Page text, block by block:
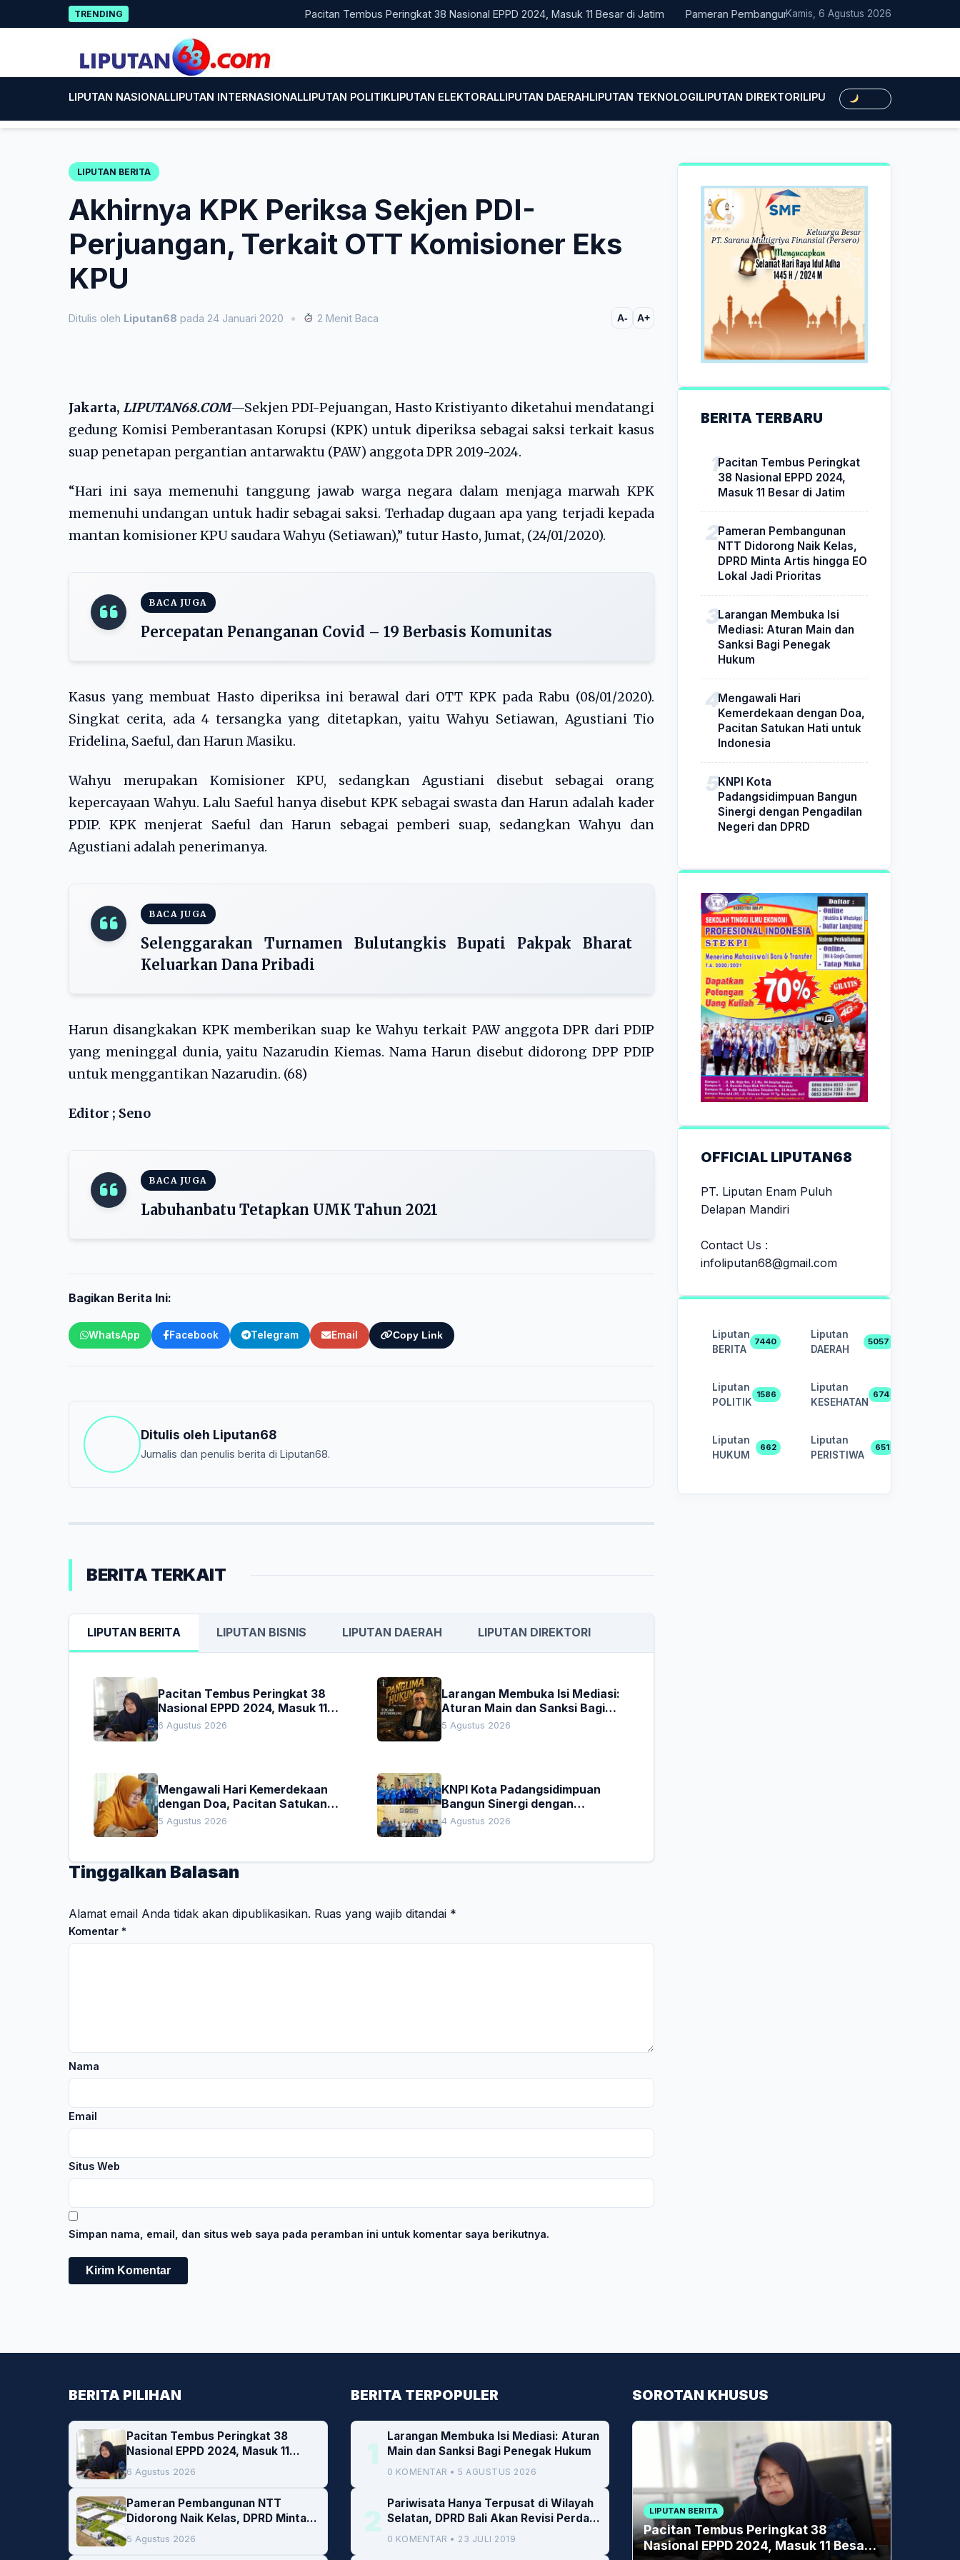
to
TRENDING Pacitan Tembus Peringkat 38 Nasional EPPD 2024, Masuk 11 Besar di Jatim Pameran Pembangunan NTT Didorong Naik Kelas, DPRD
Kamis, 6 Agustus 2026
LIPUTAN NASIONALLIPUTAN INTERNASIONALLIPUTAN POLITIKLIPUTAN ELEKTORALLIPUTAN DAERAHLIPUTAN TEKNOLOGILIPUTAN DIREKTORILIPUTAN HUKUMLIPUTAN
LIPUTAN BERITA
Akhirnya KPK Periksa Sekjen PDI-
Perjuangan, Terkait OTT Komisioner Eks
KPU
Ditulis oleh Liputan68 pada 24 Januari 2020 • 2 Menit Baca A- A+
Jakarta,LIPUTAN68.COM—Sekjen PDI-Pejuangan, Hasto Kristiyanto diketahui mendatangi
gedung Komisi Pemberantasan Korupsi (KPK) untuk diperiksa sebagai saksi terkait kasus
suap penetapan pergantian antarwaktu (PAW) anggota DPR 2019-2024.
“Hari ini saya memenuhi tanggung jawab warga negara dalam menjaga marwah KPK
memenuhi undangan untuk hadir sebagai saksi. Terhadap dugaan apa yang terjadi kepada
mantan komisioner KPU saudara Wahyu (Setiawan),” tutur Hasto, Jumat, (24/01/2020).
BACA JUGA
Percepatan Penanganan Covid – 19 Berbasis Komunitas
Kasus yang membuat Hasto diperiksa ini berawal dari OTT KPK pada Rabu (08/01/2020).
Singkat cerita, ada 4 tersangka yang ditetapkan, yaitu Wahyu Setiawan, Agustiani Tio
Fridelina, Saeful, dan Harun Masiku.
Wahyu merupakan Komisioner KPU, sedangkan Agustiani disebut sebagai orang
kepercayaan Wahyu. Lalu Saeful hanya disebut KPK sebagai swasta dan Harun adalah kader
PDIP. KPK menjerat Saeful dan Harun sebagai pemberi suap, sedangkan Wahyu dan
Agustiani adalah penerimanya.
BACA JUGA
Selenggarakan Turnamen Bulutangkis Bupati Pakpak Bharat
Keluarkan Dana Pribadi
Harun disangkakan KPK memberikan suap ke Wahyu terkait PAW anggota DPR dari PDIP
yang meninggal dunia, yaitu Nazarudin Kiemas. Nama Harun disebut didorong DPP PDIP
untuk menggantikan Nazarudin. (68)
Editor ; Seno
BACA JUGA
Labuhanbatu Tetapkan UMK Tahun 2021
Bagikan Berita Ini:
WhatsApp Facebook Telegram Email Copy Link
Ditulis oleh Liputan68
Jurnalis dan penulis berita di Liputan68.
BERITA TERKAIT
LIPUTAN BERITA LIPUTAN BISNIS LIPUTAN DAERAH LIPUTAN DIREKTORI
Pacitan Tembus Peringkat 38
Nasional EPPD 2024, Masuk 11
Besar di Jatim
6 Agustus 2026
Larangan Membuka Isi Mediasi:
Aturan Main dan Sanksi Bagi
Penegak Hukum
5 Agustus 2026
Mengawali Hari Kemerdekaan
dengan Doa, Pacitan Satukan
Hati untuk Indonesia
5 Agustus 2026
KNPI Kota Padangsidimpuan
Bangun Sinergi dengan
Pengadilan Negeri dan DPRD
4 Agustus 2026
Tinggalkan Balasan
Alamat email Anda tidak akan dipublikasikan. Ruas yang wajib ditandai *
Komentar *
Nama
Email
Situs Web
Simpan nama, email, dan situs web saya pada peramban ini untuk komentar saya berikutnya.
BERITA TERBARU
Pacitan Tembus Peringkat
38 Nasional EPPD 2024,
Masuk 11 Besar di Jatim
Pameran Pembangunan
NTT Didorong Naik Kelas,
DPRD Minta Artis hingga EO
Lokal Jadi Prioritas
Larangan Membuka Isi
Mediasi: Aturan Main dan
Sanksi Bagi Penegak
Hukum
Mengawali Hari
Kemerdekaan dengan Doa,
Pacitan Satukan Hati untuk
Indonesia
KNPI Kota
Padangsidimpuan Bangun
Sinergi dengan Pengadilan
Negeri dan DPRD
OFFICIAL LIPUTAN68
PT. Liputan Enam Puluh
Delapan Mandiri
Contact Us :
infoliputan68@gmail.com
Liputan
BERITA
7440
Liputan
DAERAH
5057
Liputan
POLITIK
1586
Liputan
KESEHATAN
674
Liputan
HUKUM
662
Liputan
PERISTIWA
651
BERITA PILIHAN
Pacitan Tembus Peringkat 38
Nasional EPPD 2024, Masuk 11
Besar di Jatim
6 Agustus 2026
Pameran Pembangunan NTT
Didorong Naik Kelas, DPRD Minta
Artis hingga EO Lokal Jadi
Prioritas
5 Agustus 2026
BERITA TERPOPULER
1
Larangan Membuka Isi Mediasi: Aturan
Main dan Sanksi Bagi Penegak Hukum
0 KOMENTAR • 5 AGUSTUS 2026
2
Pariwisata Hanya Terpusat di Wilayah
Selatan, DPRD Bali Akan Revisi Perda
RTRW
0 KOMENTAR • 23 JULI 2019
SOROTAN KHUSUS
LIPUTAN BERITA
Pacitan Tembus Peringkat 38
Nasional EPPD 2024, Masuk 11 Besar